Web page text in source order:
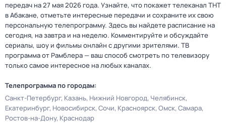
передач на 27 мая 2026 года. Узнайте, что покажет телеканал ТНТ
в Абакане, отметьте интересные передачи и сохраните их свою
персональную телепрограмму. Здесь вы найдете расписание на
сегодня, на завтра и на неделю. Комментируйте и обсуждайте
сериалы, шоу и фильмы онлайн с другими зрителями. ТВ
программа от Рамблера — ваш способ смотреть по телевизору
только самое интересное на любых каналах.
Телепрограмма по городам:
Санкт-Петербург Казань Нижний Новгород Челябинск
Екатеринбург Новосибирск Сочи Красноярск Омск Самара
Ростов-на-Дону Краснодар